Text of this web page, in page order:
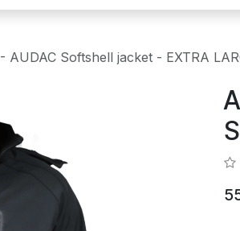
AUDAC Softshell jacket - EXTRA